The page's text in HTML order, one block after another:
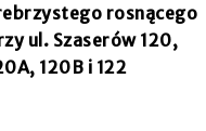
rosnącego
ul. Szaserów 120,
120B i 122